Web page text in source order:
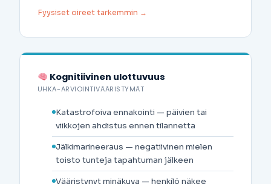
Fyysiset oireet tarkemmin →
Kognitiivinen ulottuvuus
UHKA-ARVIOINTIVÄÄRISTYMÄT
Katastrofoiva ennakointi — päivien tai
viikkojen ahdistus ennen tilannetta
Jälkimarineeraus — negatiivinen mielen
toisto tunteja tapahtuman jälkeen
Vääristynyt minäkuva — henkilö näkee